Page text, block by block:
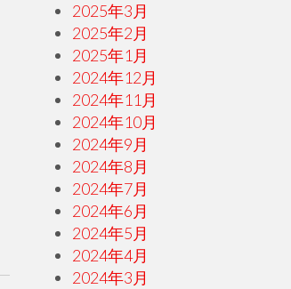
2025年3月
2025年2月
2025年1月
2024年12月
2024年11月
2024年10月
2024年9月
2024年8月
2024年7月
2024年6月
2024年5月
2024年4月
2024年3月